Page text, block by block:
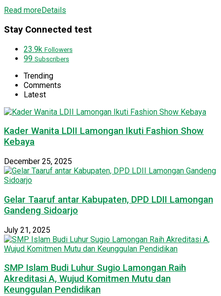
Read moreDetails
Stay Connected test
23.9k Followers
99 Subscribers
Trending
Comments
Latest
Kader Wanita LDII Lamongan Ikuti Fashion Show
Kebaya
December 25, 2025
Gelar Taaruf antar Kabupaten, DPD LDII Lamongan
Gandeng Sidoarjo
July 21, 2025
SMP Islam Budi Luhur Sugio Lamongan Raih
Akreditasi A, Wujud Komitmen Mutu dan
Keunggulan Pendidikan